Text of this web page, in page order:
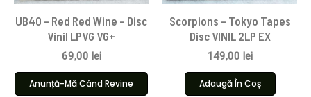
UB40 – Red Red Wine – Disc
Vinil LPVG VG+
69,00 lei
Anunță-Mă Când Revine
Scorpions ‎– Tokyo Tapes
Disc VINIL 2LP EX
149,00 lei
Adaugă În Coș